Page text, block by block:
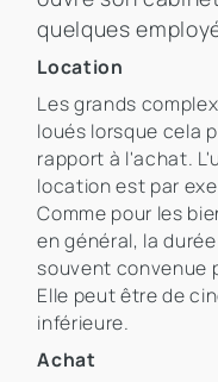
quelques
Location
Les grands
loués lorsque cela
rapport à l'achat.
location est par
Comme pour les
en général, la
souvent convenue
Elle peut être de
inférieure.
Achat